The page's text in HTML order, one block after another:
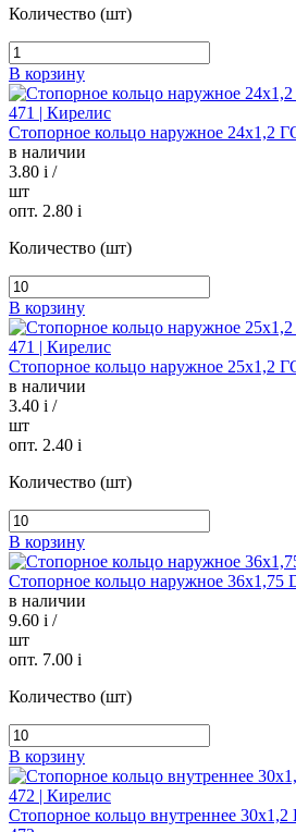
Количество (шт)
В корзину
Стопорное кольцо наружное 24х1,2
в наличии
3.80 i /
шт
опт. 2.80 i
Количество (шт)
В корзину
Стопорное кольцо наружное 25х1,2
в наличии
3.40 i /
шт
опт. 2.40 i
Количество (шт)
В корзину
Стопорное кольцо наружное 36х1,75
в наличии
9.60 i /
шт
опт. 7.00 i
Количество (шт)
В корзину
Стопорное кольцо внутреннее